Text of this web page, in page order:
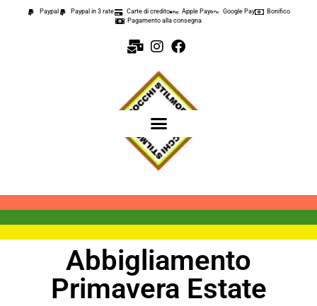
Paypal Paypal in 3 rate Carte di credito Apple Pay Google Pay
Bonifico
Pagamento alla consegna
Abbigliamento
Primavera Estate